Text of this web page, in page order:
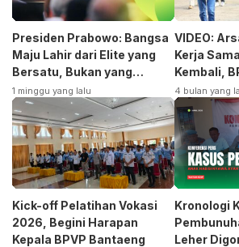
Presiden Prabowo: Bangsa
Maju Lahir dari Elite yang
Bersatu, Bukan yang
Terpecah
1 minggu yang lalu
VIDEO:
Kerja
Kembali,
Siap
Otomotif
4 bulan yang
Kick-off Pelatihan Vokasi
2026, Begini Harapan
Kepala BPVP Bantaeng
Kronologi
Leher